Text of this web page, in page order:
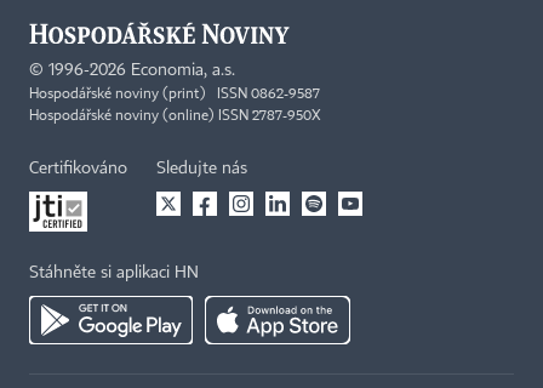
© 1996-2026 Economia, a.s.
Hospodářské noviny (print) ISSN 0862-9587
Hospodářské noviny (online) ISSN 2787-950X
Certifikováno Sledujte nás
Stáhněte si aplikaci HN